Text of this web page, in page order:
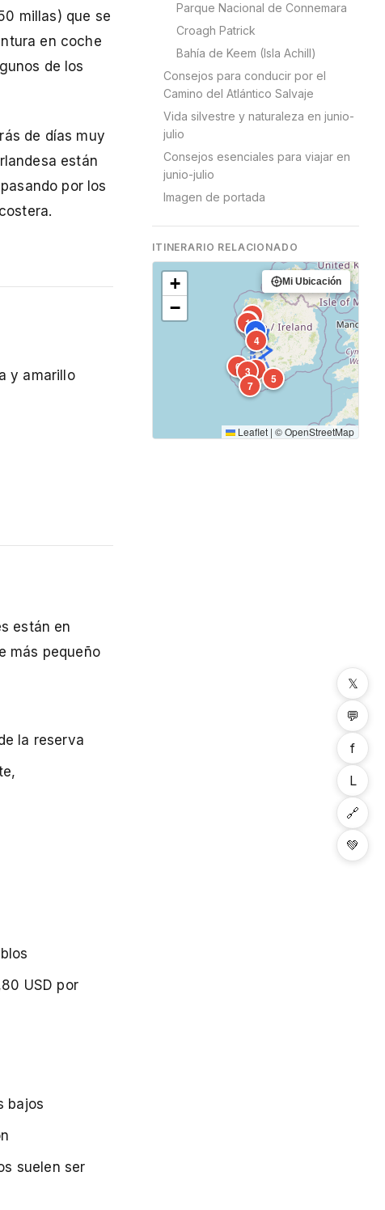
millas) que se
en coche
de los
de días muy
están
por los
y amarillo
están en
más pequeño
la reserva
USD por
bajos
suelen ser
Parque Nacional de Connemara
Croagh Patrick
Bahía de Keem (Isla Achill)
Consejos para conducir por el
Camino del Atlántico Salvaje
Vida silvestre y naturaleza en junio-
julio
Consejos esenciales para viajar en
junio-julio
Imagen de portada
ITINERARIO RELACIONADO
1
2
3
4
5
6
7
8
9
10
+
−
Mi Ubicación
Leaflet | ©OpenStreetMap
𝕏
💬
f
L
🔗
💚